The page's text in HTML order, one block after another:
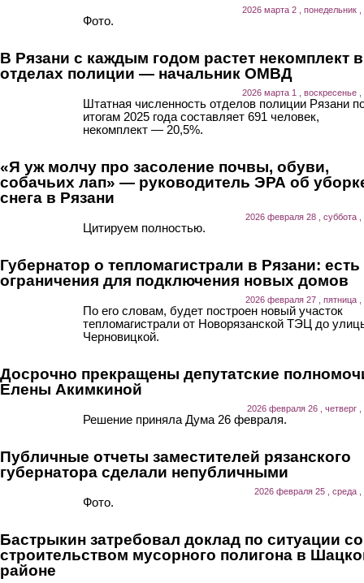
2026 марта 2 , понедельник ,
Фото.
В Рязани с каждым годом растет некомплект в
отделах полиции — начальник ОМВД
2026 марта 1 , воскресенье ,
Штатная численность отделов полиции Рязани
итогам 2025 года составляет 691 человек,
некомплект — 20,5%.
«Я уж молчу про засоление почвы, обуви,
собачьих лап» — руководитель ЭРА об
снега в Рязани
2026 февраля 28 , суббота ,
Цитируем полностью.
Губернатор о тепломагистрали в Рязани: есть
ограничения для подключения новых домов
2026 февраля 27 , пятница ,
По его словам, будет построен новый участок
тепломагистрали от Новорязанской ТЭЦ до
Черновицкой.
Досрочно прекращены депутатские
Елены Акимкиной
2026 февраля 26 , четверг ,
Решение приняла Дума 26 февраля.
Публичные отчеты заместителей рязанского
губернатора сделали непубличными
2026 февраля 25 , среда ,
Фото.
Бастрыкин затребовал доклад по ситуации со
строительством мусорного полигона в
районе